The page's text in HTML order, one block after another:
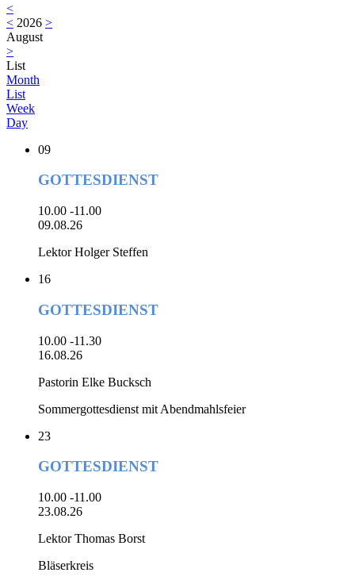
<
< 2026 >
August
>
List
Month
List
Week
Day
09
GOTTESDIENST
10.00 -11.00
09.08.26
Lektor Holger Steffen
16
GOTTESDIENST
10.00 -11.30
16.08.26
Pastorin Elke Bucksch
Sommergottesdienst mit Abendmahlsfeier
23
GOTTESDIENST
10.00 -11.00
23.08.26
Lektor Thomas Borst
Bläserkreis